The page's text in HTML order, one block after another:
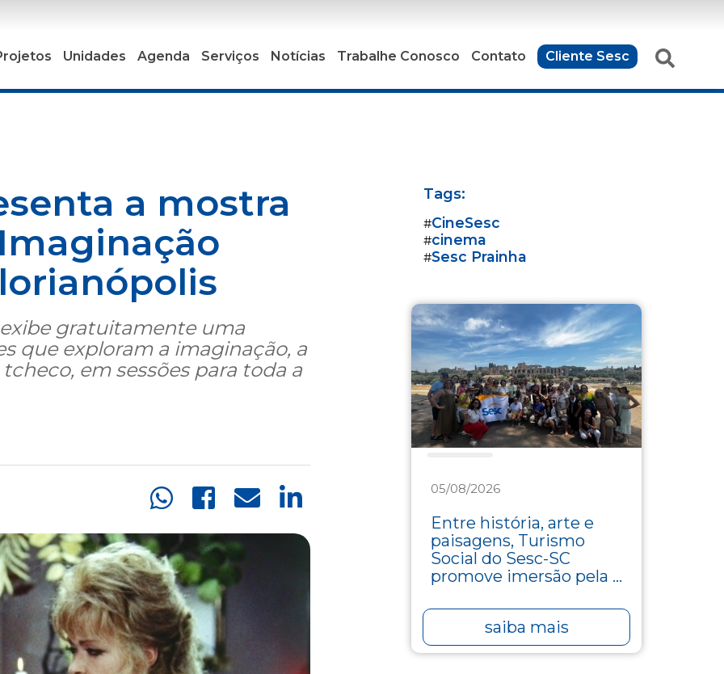
Unidades Agenda Serviços Notícias Trabalhe Conosco Contato Cliente Sesc
a mostra
gratuitamente uma
que exploram a imaginação, a
em sessões para toda a
Tags:
#CineSesc
#cinema
#Sesc Prainha
05/08/2026
Entre história, arte e
paisagens, Turismo
Social do Sesc-SC
promove imersão pela ...
saiba mais